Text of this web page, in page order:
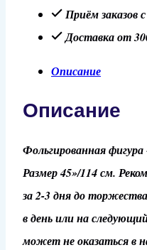
бежевый/
золото"
Приём заказов
Доставка от
Описание
Описание
Фольгированная
Размер 45»/114 см.
за 2-3 дня до
в день или на
может не оказаться в